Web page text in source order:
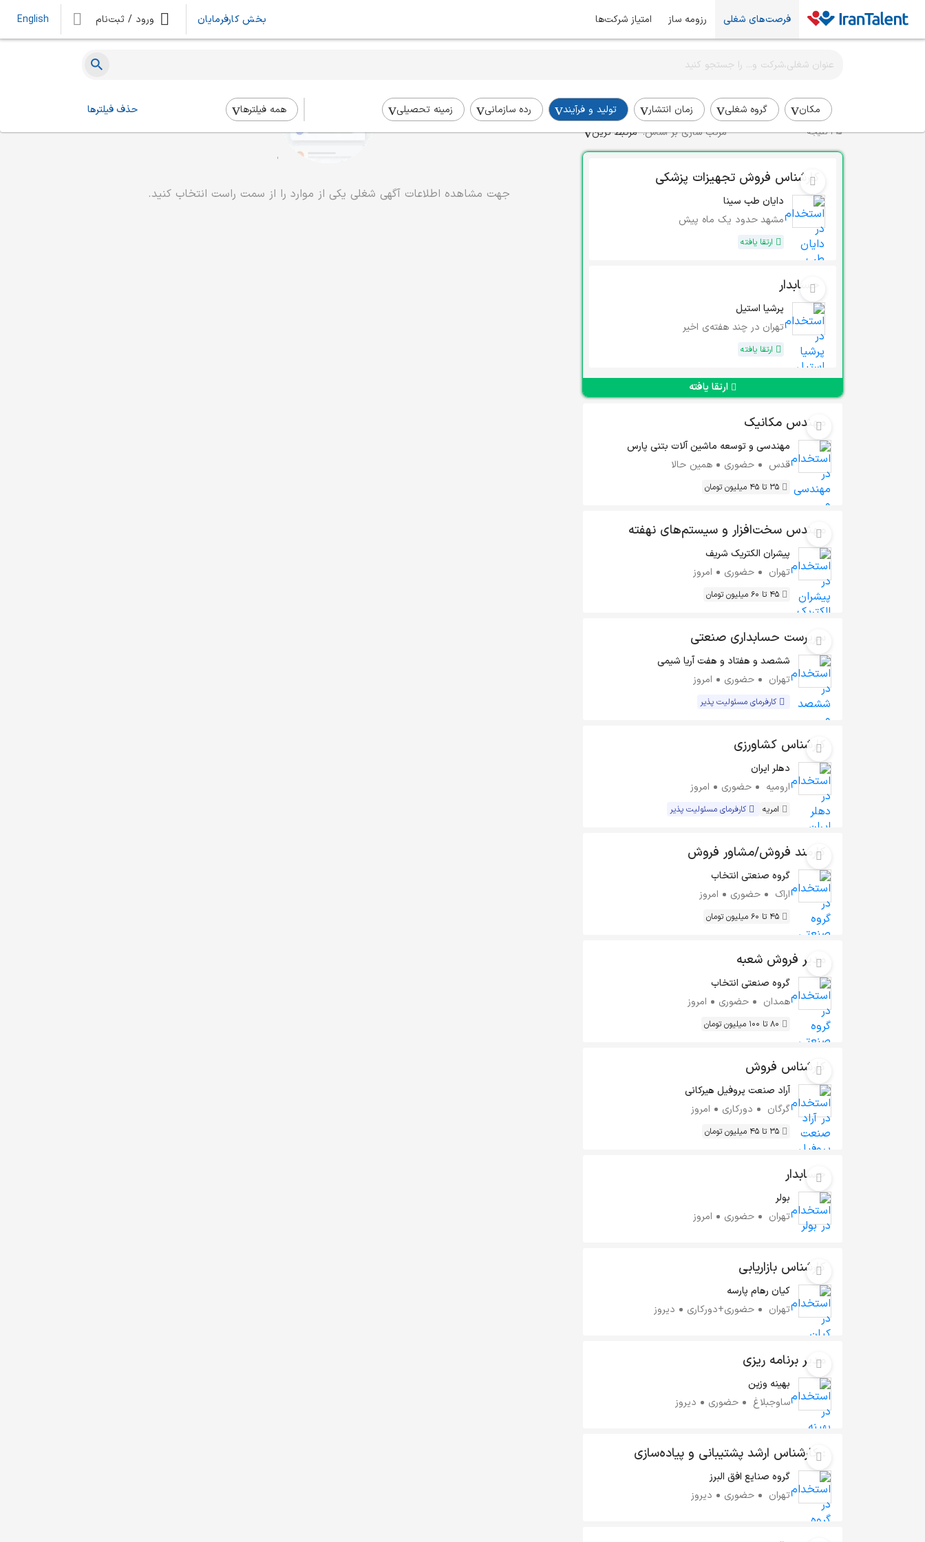
فرصت‌های شغلی رزومه ساز امتیاز شرکت‌ها بخش کارفرمایان ورود / ثبت‌نام English
مکان گروه شغلی زمان انتشار تولید و فرآیند رده سازمانی زمینه تحصیلی همه فیلتر‌ها حذف فیلترها
اطلاع‌رسانی شغلی را برای این جستجو فعال کنید
استخدام تولید و فرآیند
295 نتیجه مرتب سازی بر اساس: مرتبط ترین
کارشناس فروش تجهیزات پزشکی
دایان طب سینا
مشهدحدود یک ماه پیش
ارتقا یافته
حسابدار
پرشیا استیل
تهران در چند هفته‌ی اخیر
ارتقا یافته
ارتقا یافته
مهندس مکانیک
مهندسی و توسعه ماشین آلات بتنی پارس
قدس
حضوری همین حالا
35 تا 45 میلیون تومان
مهندس سخت‌افزار و سیستم‌های نهفته
(Embedded)
پیشران الکتریک شریف
تهران
حضوری امروز
45 تا 60 میلیون تومان
سرپرست حسابداری صنعتی
ششصد و هفتاد و هفت آریا شیمی
تهران
حضوری امروز
کارفرمای مسئولیت پذیر
کارشناس کشاورزی
دهلر ایران
ارومیه
حضوری امروز
امریه کارفرمای مسئولیت پذیر
کارمند فروش/مشاور فروش
گروه صنعتی انتخاب
اراک
حضوری امروز
45 تا 60 میلیون تومان
مدیر فروش شعبه
گروه صنعتی انتخاب
همدان
حضوری امروز
80 تا 100 میلیون تومان
کارشناس فروش
آراد صنعت پروفیل هیرکانی
گرگان
دورکاری امروز
35 تا 45 میلیون تومان
حسابدار
بولر
تهران
حضوری امروز
کارشناس بازاریابی
کیان رهام پارسه
تهران
حضوری+دورکاری دیروز
مدیر برنامه ریزی
بهینه وزین
ساوجبلاغ
حضوری دیروز
: کارشناس ارشد پشتیبانی و پیاده‌سازی
ERP (همکاران سیستم)
گروه صنایع افق البرز
تهران
حضوری دیروز
جهت مشاهده اطلاعات آگهی شغلی یکی از موارد را از سمت راست انتخاب کنید.